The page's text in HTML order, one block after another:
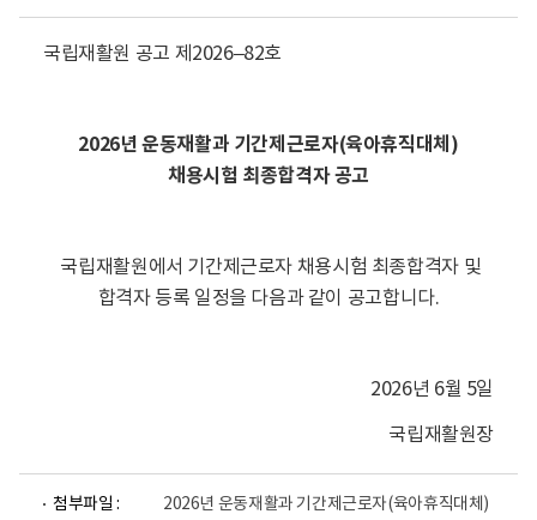
국립재활원 공고 제2026–82호
2026년 운동재활과 기간제근로자(육아휴직대체)
채용시험 최종합격자 공고
국립재활원에서 기간제근로자 채용시험 최종합격자 및
합격자 등록 일정을 다음과 같이 공고합니다.
2026년 6월 5일
국립재활원장
첨부파일 :
2026년 운동재활과 기간제근로자(육아휴직대체)